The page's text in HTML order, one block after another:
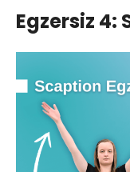
Egzersiz 4: